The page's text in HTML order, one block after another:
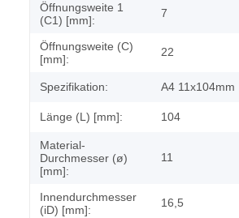
Öffnungsweite 1
(C1) [mm]:
7
Öffnungsweite (C)
[mm]:
22
Spezifikation: A4 11x104mm
Länge (L) [mm]: 104
Material-
Durchmesser (ø)
[mm]:
11
Innendurchmesser
(iD) [mm]:
16,5